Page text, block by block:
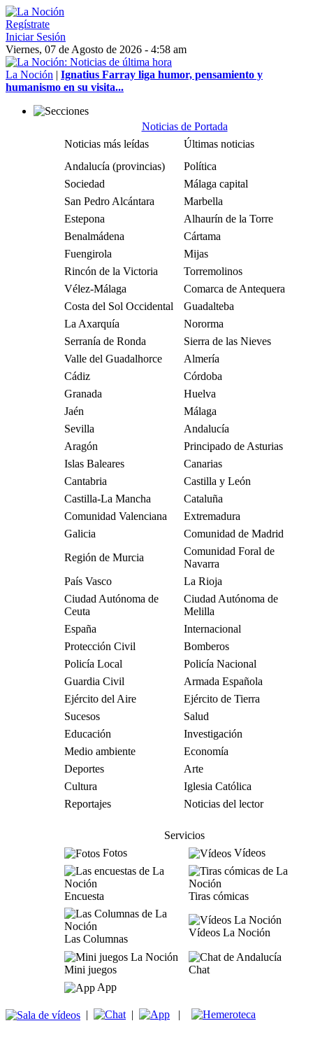
Regístrate
Iniciar Sesión
Viernes, 07 de Agosto de 2026 - 4:58 am
La Noción | Ignatius Farray liga humor, pensamiento y
humanismo en su visita...
Noticias de Portada
Noticias más leídas
Últimas noticias
Andalucía (provincias)
Política
Sociedad
Málaga capital
San Pedro Alcántara
Marbella
Estepona
Alhaurín de la Torre
Benalmádena
Cártama
Fuengirola
Mijas
Rincón de la Victoria
Torremolinos
Vélez-Málaga
Comarca de Antequera
Costa del Sol Occidental
Guadalteba
La Axarquía
Nororma
Serranía de Ronda
Sierra de las Nieves
Valle del Guadalhorce
Almería
Cádiz
Córdoba
Granada
Huelva
Jaén
Málaga
Sevilla
Andalucía
Aragón
Principado de Asturias
Islas Baleares
Canarias
Cantabria
Castilla y León
Castilla-La Mancha
Cataluña
Comunidad Valenciana
Extremadura
Galicia
Comunidad de Madrid
Región de Murcia
Comunidad Foral de
Navarra
País Vasco
La Rioja
Ciudad Autónoma de
Ceuta
Ciudad Autónoma de
Melilla
España
Internacional
Protección Civil
Bomberos
Policía Local
Policía Nacional
Guardia Civil
Armada Española
Ejército del Aire
Ejército de Tierra
Sucesos
Salud
Educación
Investigación
Medio ambiente
Economía
Deportes
Arte
Cultura
Iglesia Católica
Reportajes
Noticias del lector
Servicios
Fotos
Vídeos
Encuesta Tiras cómicas
Las Columnas
Vídeos La Noción
Mini juegos
Chat
App
| | |